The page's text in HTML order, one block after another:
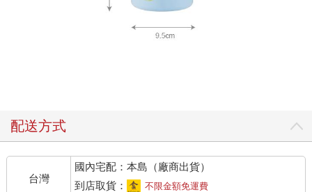
配送方式
台灣
國內宅配：本島（廠商出貨）
到店取貨：
不限金額免運費